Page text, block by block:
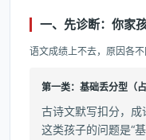
一、先诊断：你家
语文成绩上不去，原因各
第一类：基础丢分型（
古诗文默写扣分，成
这类孩子的问题是“